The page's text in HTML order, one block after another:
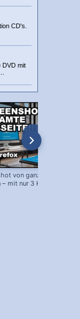
CD's.
DVD mit
von ganzer Webseite
mit nur 3 Klicks!